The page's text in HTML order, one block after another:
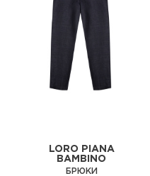
LORO PIANA
BAMBINO
БРЮКИ